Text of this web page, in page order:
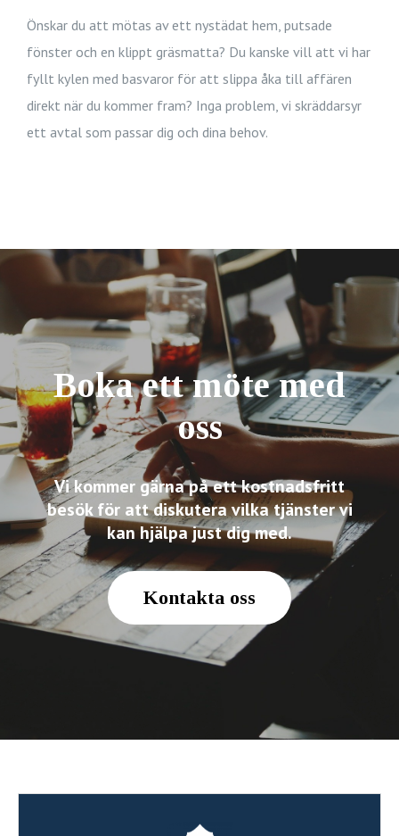
Önskar du att mötas av ett nystädat hem, putsade
fönster och en klippt gräsmatta? Du kanske vill att vi har
fyllt kylen med basvaror för att slippa åka till affären
direkt när du kommer fram? Inga problem, vi skräddarsyr
ett avtal som passar dig och dina behov.
Boka ett möte med
oss
Vi kommer gärna på ett kostnadsfritt
besök för att diskutera vilka tjänster vi
kan hjälpa just dig med.
Kontakta oss